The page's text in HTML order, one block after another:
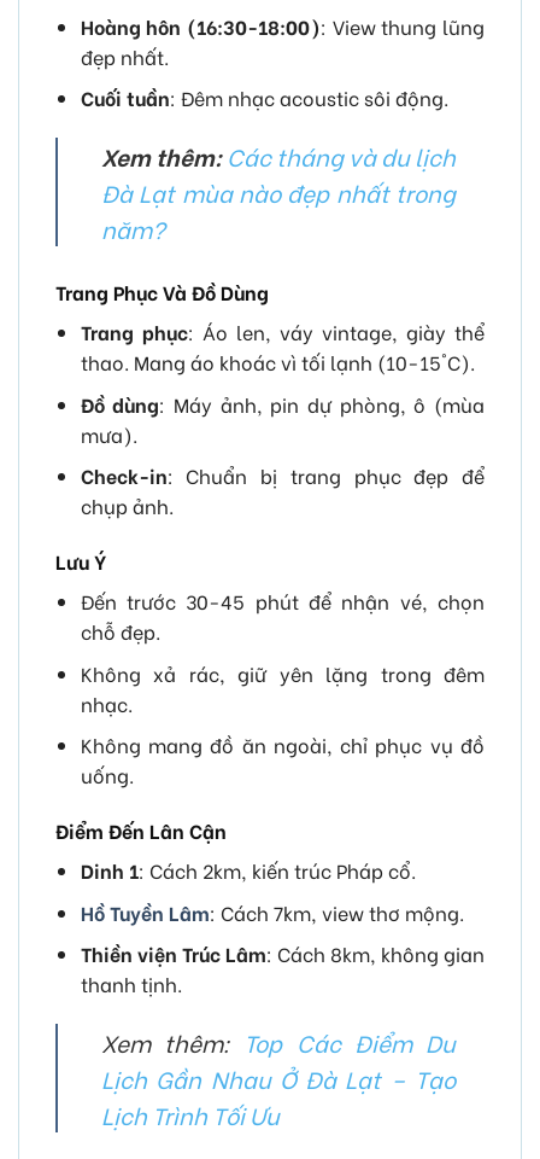
Hoàng hôn (16:30-18:00): View thung lũng
đẹp nhất.
Cuối tuần: Đêm nhạc acoustic sôi động.
Xem thêm: Các tháng và du lịch
Đà Lạt mùa nào đẹp nhất trong
năm?
Trang Phục Và Đồ Dùng
Trang phục: Áo len, váy vintage, giày thể
thao. Mang áo khoác vì tối lạnh (10-15°C).
Đồ dùng: Máy ảnh, pin dự phòng, ô (mùa
mưa).
Check-in: Chuẩn bị trang phục đẹp để
chụp ảnh.
Lưu Ý
Đến trước 30-45 phút để nhận vé, chọn
chỗ đẹp.
Không xả rác, giữ yên lặng trong đêm
nhạc.
Không mang đồ ăn ngoài, chỉ phục vụ đồ
uống.
Điểm Đến Lân Cận
Dinh 1: Cách 2km, kiến trúc Pháp cổ.
Hồ Tuyền Lâm: Cách 7km, view thơ mộng.
Thiền viện Trúc Lâm: Cách 8km, không gian
thanh tịnh.
Xem thêm: Top Các Điểm Du
Lịch Gần Nhau Ở Đà Lạt – Tạo
Lịch Trình Tối Ưu